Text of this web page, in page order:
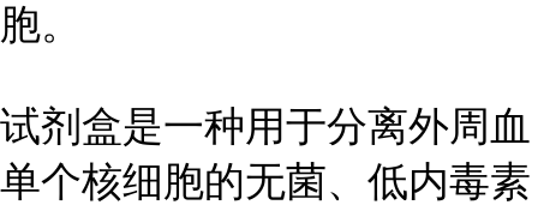
胞。
试剂盒是一种用于分离外周血
单个核细胞的无菌、低内毒素